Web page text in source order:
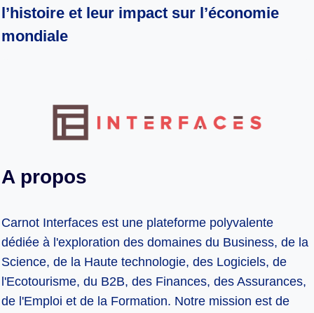
l’histoire et leur impact sur l’économie
mondiale
A propos
Carnot Interfaces est une plateforme polyvalente
dédiée à l'exploration des domaines du Business, de la
Science, de la Haute technologie, des Logiciels, de
l'Ecotourisme, du B2B, des Finances, des Assurances,
de l'Emploi et de la Formation. Notre mission est de